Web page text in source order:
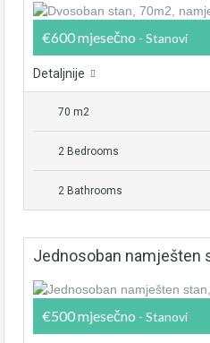
€600 mjesečno - Stanovi
Detaljnije
70 m2
2 Bedrooms
2 Bathrooms
Jednosoban namješten
€500 mjesečno - Stanovi